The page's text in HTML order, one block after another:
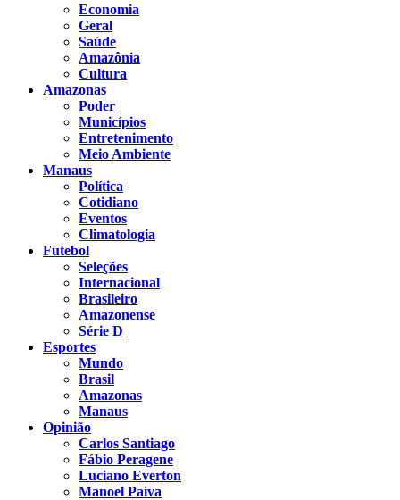
Economia
Geral
Saúde
Amazônia
Cultura
Amazonas
Poder
Municípios
Entretenimento
Meio Ambiente
Manaus
Política
Cotidiano
Eventos
Climatologia
Futebol
Seleções
Internacional
Brasileiro
Amazonense
Série D
Esportes
Mundo
Brasil
Amazonas
Manaus
Opinião
Carlos Santiago
Fábio Peragene
Luciano Everton
Manoel Paiva